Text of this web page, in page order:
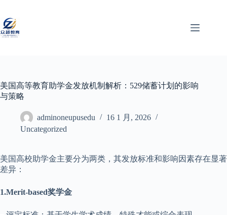
美国高等教育助学金发放机制解析：529储蓄计划的影响
与策略
adminoneupusedu
16 1 月, 2026
Uncategorized
美国高校助学金主要分为两类，其发放标准和影响因素存在显著
差异：
1.Merit-based奖学金